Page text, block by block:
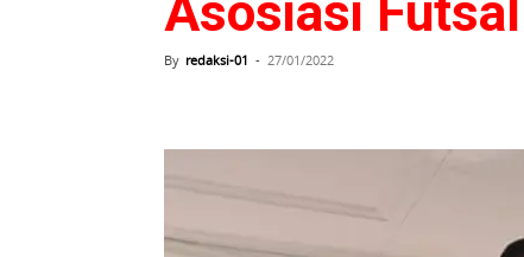
Asosiasi
By redaksi-01 - 27/01/2022